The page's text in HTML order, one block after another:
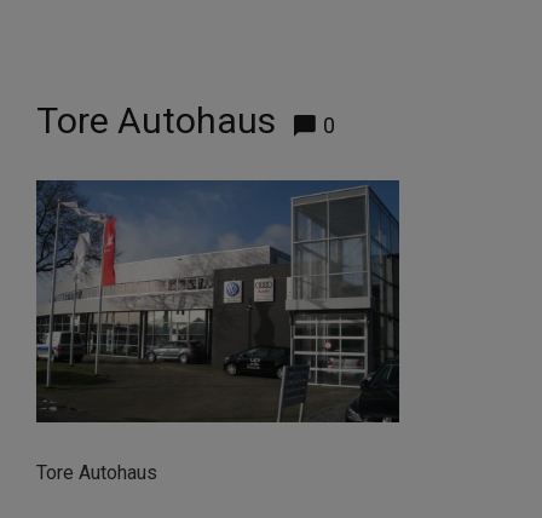
Tore Autohaus 0
Tore Autohaus